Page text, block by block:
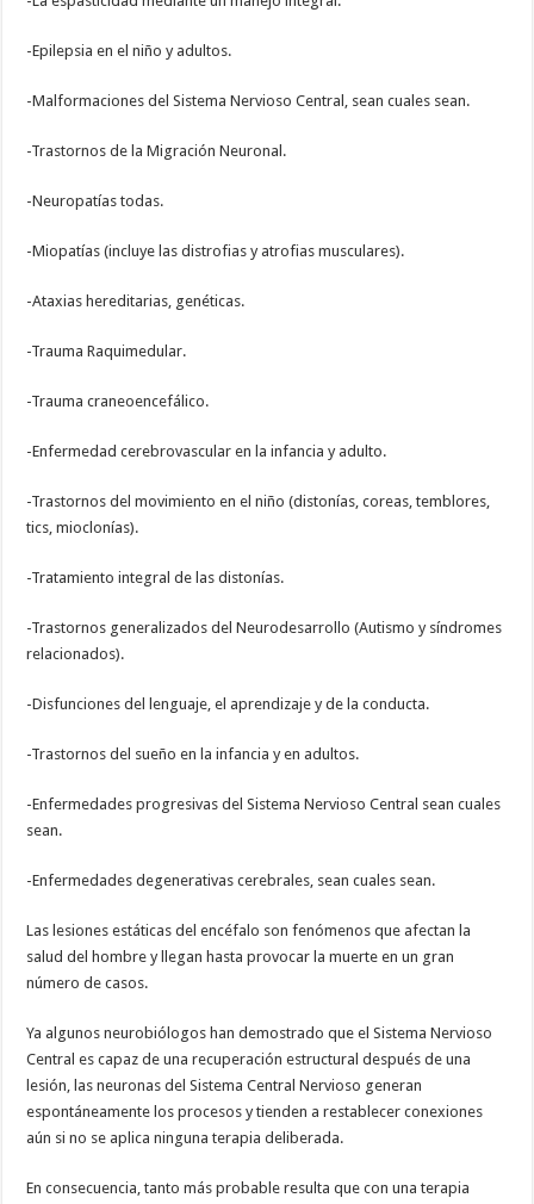
-Epilepsia en el niño y adultos.
-Malformaciones del Sistema Nervioso Central, sean cuales sean.
-Trastornos de la Migración Neuronal.
-Neuropatías todas.
-Miopatías (incluye las distrofias y atrofias musculares).
-Ataxias hereditarias, genéticas.
-Trauma Raquimedular.
-Trauma craneoencefálico.
-Enfermedad cerebrovascular en la infancia y adulto.
-Trastornos del movimiento en el niño (distonías, coreas, temblores,
tics, mioclonías).
-Tratamiento integral de las distonías.
-Trastornos generalizados del Neurodesarrollo (Autismo y síndromes
relacionados).
-Disfunciones del lenguaje, el aprendizaje y de la conducta.
-Trastornos del sueño en la infancia y en adultos.
-Enfermedades progresivas del Sistema Nervioso Central sean cuales
sean.
-Enfermedades degenerativas cerebrales, sean cuales sean.
Las lesiones estáticas del encéfalo son fenómenos que afectan la
salud del hombre y llegan hasta provocar la muerte en un gran
número de casos.
Ya algunos neurobiólogos han demostrado que el Sistema Nervioso
Central es capaz de una recuperación estructural después de una
lesión, las neuronas del Sistema Central Nervioso generan
espontáneamente los procesos y tienden a restablecer conexiones
aún si no se aplica ninguna terapia deliberada.
En consecuencia, tanto más probable resulta que con una terapia